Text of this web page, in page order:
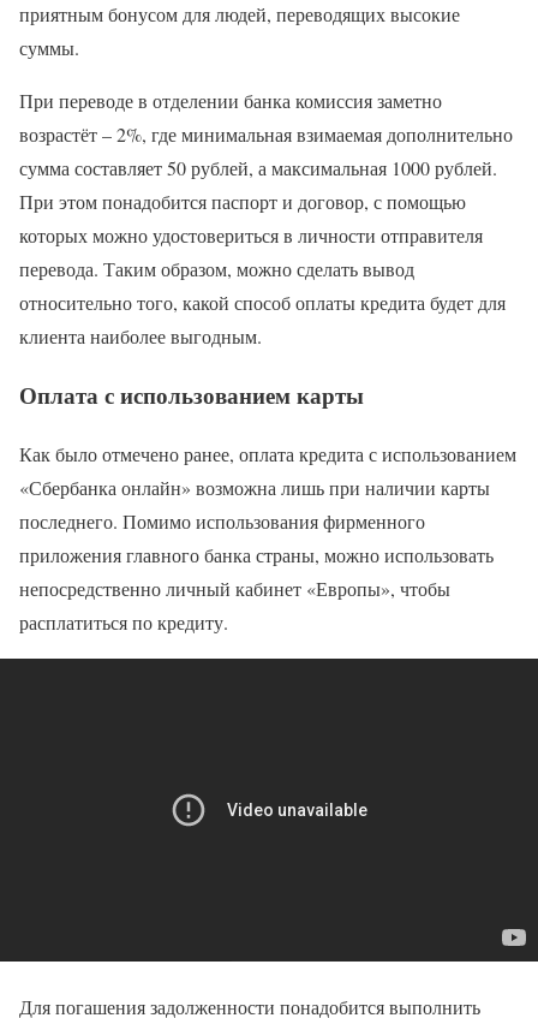
приятным бонусом для людей, переводящих высокие
суммы.
При переводе в отделении банка комиссия заметно
возрастёт – 2%, где минимальная взимаемая дополнительно
сумма составляет 50 рублей, а максимальная 1000 рублей.
При этом понадобится паспорт и договор, с помощью
которых можно удостовериться в личности отправителя
перевода. Таким образом, можно сделать вывод
относительно того, какой способ оплаты кредита будет для
клиента наиболее выгодным.
Оплата с использованием карты
Как было отмечено ранее, оплата кредита с использованием
«Сбербанка онлайн» возможна лишь при наличии карты
последнего. Помимо использования фирменного
приложения главного банка страны, можно использовать
непосредственно личный кабинет «Европы», чтобы
расплатиться по кредиту.
Для погашения задолженности понадобится выполнить